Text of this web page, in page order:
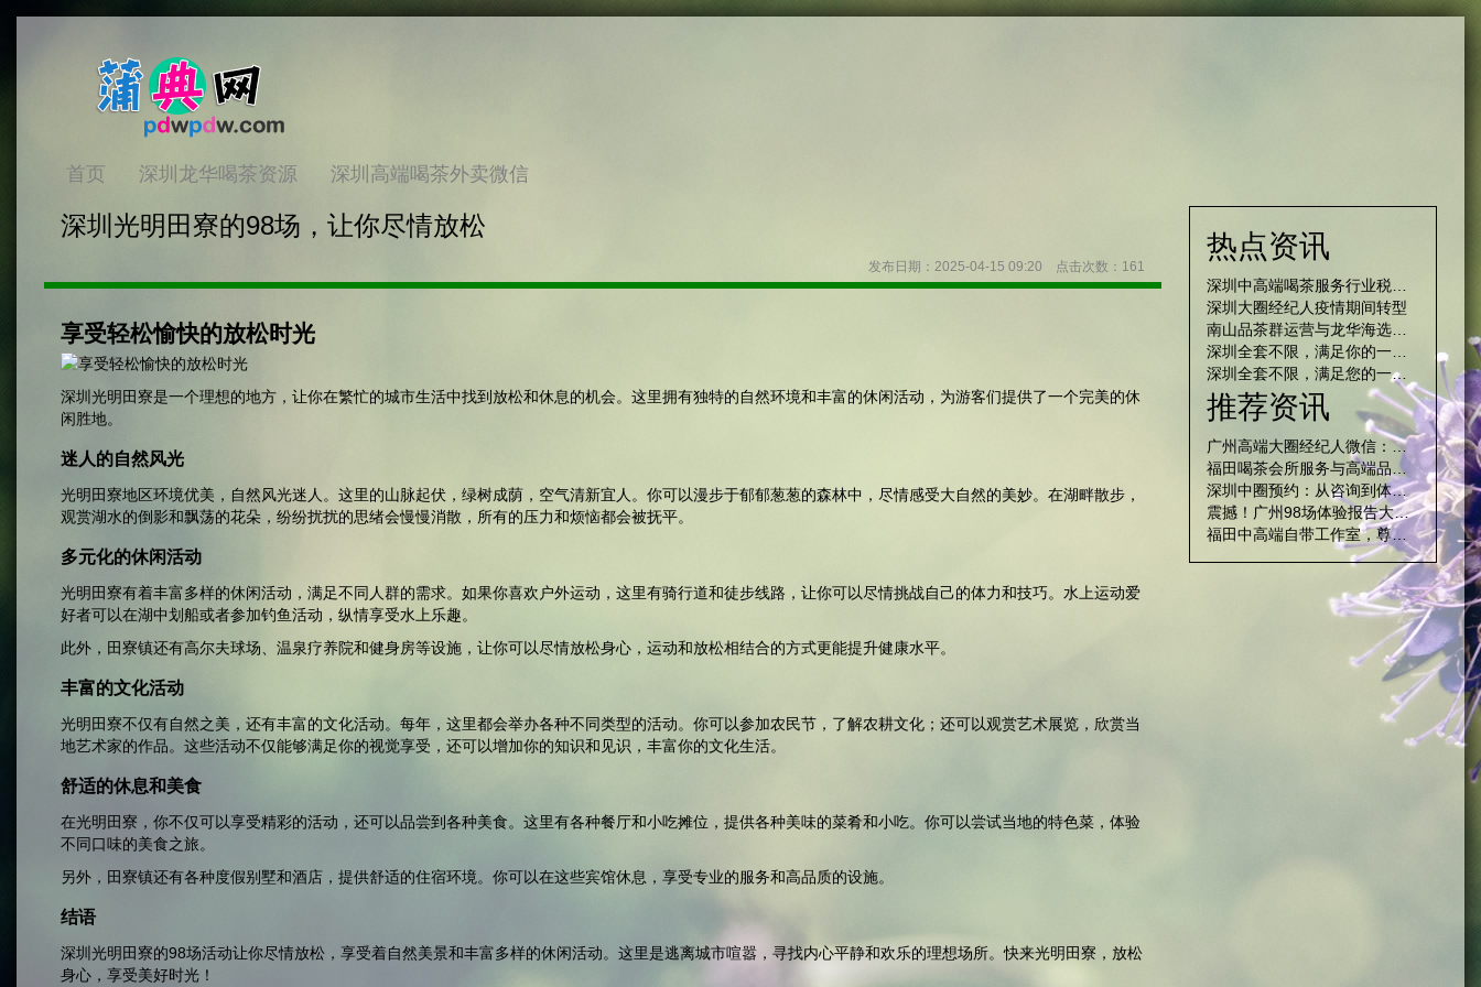
首页 深圳龙华喝茶资源 深圳高端喝茶外卖微信
深圳光明田寮的98场，让你尽情放松
发布日期：2025-04-15 09:20 点击次数：161
享受轻松愉快的放松时光
深圳光明田寮是一个理想的地方，让你在繁忙的城市生活中找到放松和休息的机会。这里拥有独特的自然环境和丰富的休闲活动，为游客们提供了一个完美的休
闲胜地。
迷人的自然风光
光明田寮地区环境优美，自然风光迷人。这里的山脉起伏，绿树成荫，空气清新宜人。你可以漫步于郁郁葱葱的森林中，尽情感受大自然的美妙。在湖畔散步，
观赏湖水的倒影和飘荡的花朵，纷纷扰扰的思绪会慢慢消散，所有的压力和烦恼都会被抚平。
多元化的休闲活动
光明田寮有着丰富多样的休闲活动，满足不同人群的需求。如果你喜欢户外运动，这里有骑行道和徒步线路，让你可以尽情挑战自己的体力和技巧。水上运动爱
好者可以在湖中划船或者参加钓鱼活动，纵情享受水上乐趣。
此外，田寮镇还有高尔夫球场、温泉疗养院和健身房等设施，让你可以尽情放松身心，运动和放松相结合的方式更能提升健康水平。
丰富的文化活动
光明田寮不仅有自然之美，还有丰富的文化活动。每年，这里都会举办各种不同类型的活动。你可以参加农民节，了解农耕文化；还可以观赏艺术展览，欣赏当
地艺术家的作品。这些活动不仅能够满足你的视觉享受，还可以增加你的知识和见识，丰富你的文化生活。
舒适的休息和美食
在光明田寮，你不仅可以享受精彩的活动，还可以品尝到各种美食。这里有各种餐厅和小吃摊位，提供各种美味的菜肴和小吃。你可以尝试当地的特色菜，体验
不同口味的美食之旅。
另外，田寮镇还有各种度假别墅和酒店，提供舒适的住宿环境。你可以在这些宾馆休息，享受专业的服务和高品质的设施。
结语
深圳光明田寮的98场活动让你尽情放松，享受着自然美景和丰富多样的休闲活动。这里是逃离城市喧嚣，寻找内心平静和欢乐的理想场所。快来光明田寮，放松
身心，享受美好时光！
热点资讯
深圳大圈经纪人疫情期间转型
深圳全套不限，满足您的一切需求
推荐资讯
‌广州高端大圈经纪人微信‌：微信预约的信任建立与文化
福田喝茶会所服务与高端品茶丝袜文化深度解析
深圳中圈预约：从咨询到体验，全程无忧
震撼！广州98场体验报告大曝光
福田中高端自带工作室，尊贵私密享受